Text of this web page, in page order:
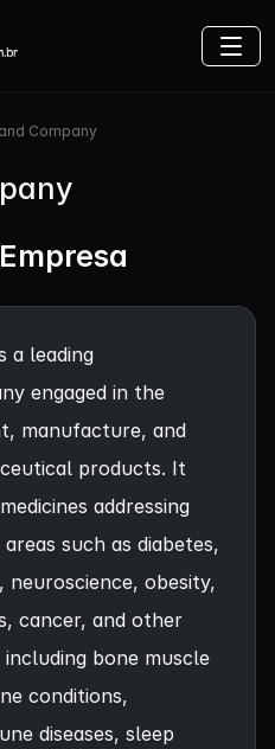
Company
a leading
engaged in the
manufacture, and
products. It
addressing
such as diabetes,
neuroscience, obesity,
cancer, and other
bone muscle
conditions,
diseases, sleep